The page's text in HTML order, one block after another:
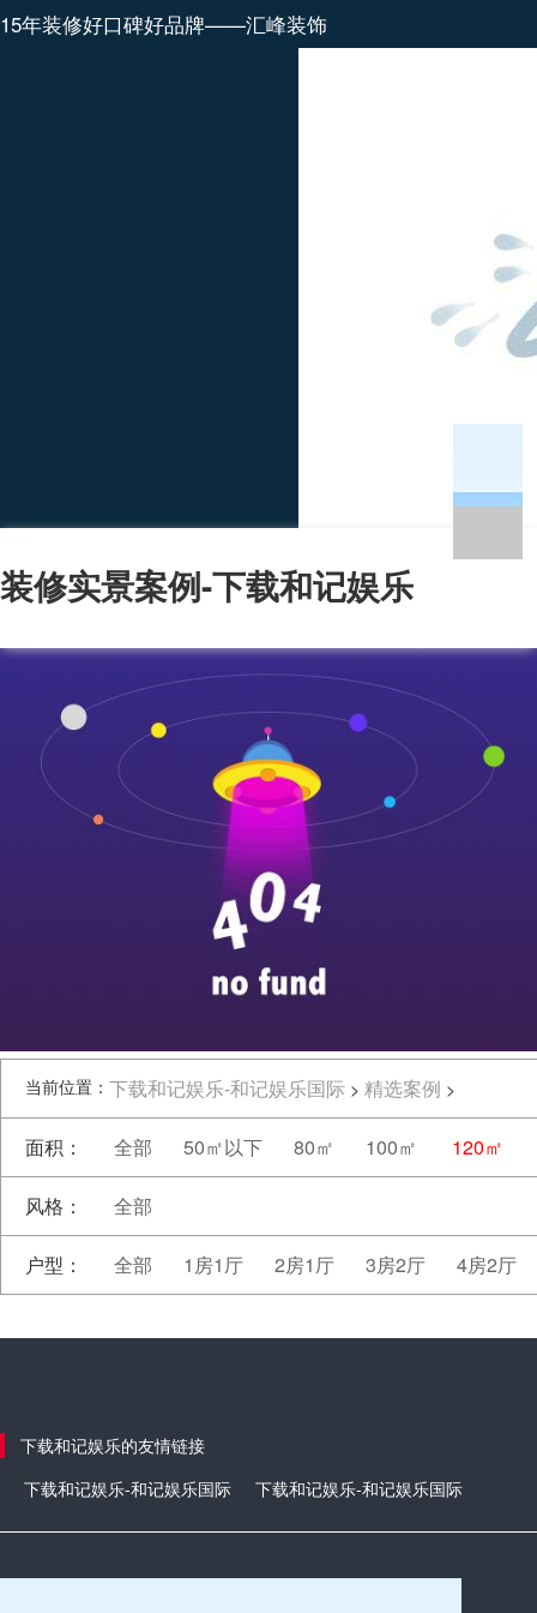
15年装修好口碑好品牌——汇峰装饰
装修实景案例-下载和记娱乐
当前位置： 下载和记娱乐-和记娱乐国际 > 精选案例 >
面积： 全部 50㎡以下 80㎡ 100㎡ 120㎡
风格： 全部
户型： 全部 1房1厅 2房1厅 3房2厅 4房2厅
下载和记娱乐的友情链接
下载和记娱乐-和记娱乐国际
下载和记娱乐-和记娱乐国际